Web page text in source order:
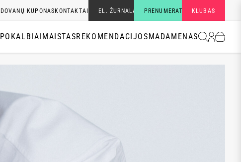
DOVANŲ KUPONAS KONTAKTAI EL. ŽURNALAI PRENUMERATA KLUBAS
POKALBIAI MAISTASREKOMENDACIJOSMADAMENAS